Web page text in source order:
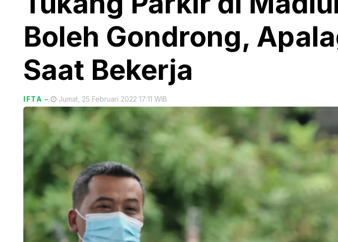
Boleh Gondrong,
Saat Bekerja
IFTA - Jumat, 25 Februari 2022 17:11 WIB